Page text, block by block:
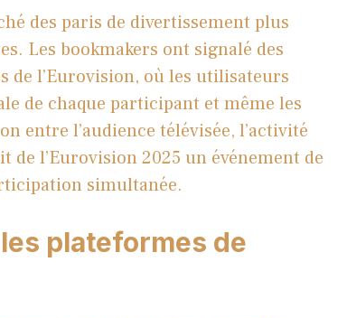
des paris de divertissement plus
Les bookmakers ont signalé des
de l’Eurovision, où les utilisateurs
de chaque participant et même les
entre l’audience télévisée, l’activité
l’Eurovision 2025 un événement de
simultanée.
plateformes de